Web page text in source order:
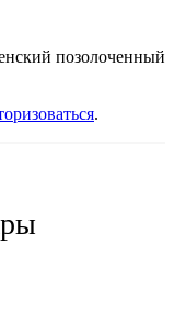
позолоченный
.